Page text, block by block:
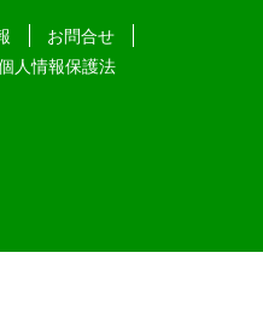
お問合せ
人情報保護法